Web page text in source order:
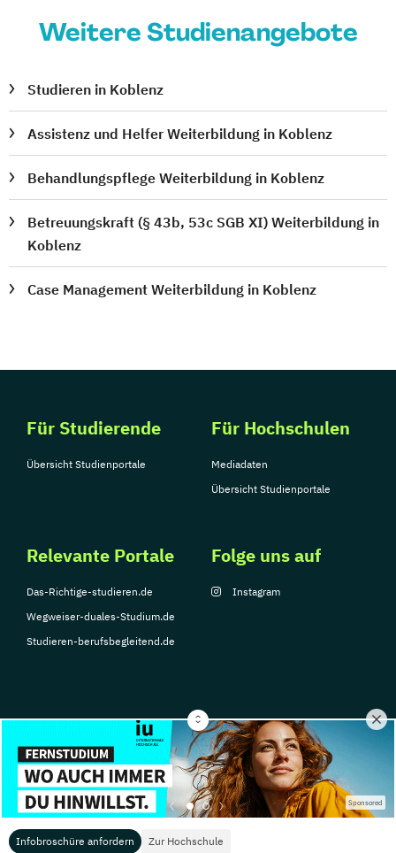
Infobroschüre anfordern Zur Hochschule
Sponsored
Weitere Studienangebote
Studieren in Koblenz
Assistenz und Helfer Weiterbildung in Koblenz
Behandlungspflege Weiterbildung in Koblenz
Betreuungskraft (§ 43b, 53c SGB XI) Weiterbildung in
Koblenz
Case Management Weiterbildung in Koblenz
Für Studierende
Übersicht Studienportale
Für Hochschulen
Mediadaten
Übersicht Studienportale
Relevante Portale
Das-Richtige-studieren.de
Wegweiser-duales-Studium.de
Studieren-berufsbegleitend.de
Folge uns auf
Instagram
© Copyright 2026, TarGroup Media GmbH
Impressum
Datenschutzerklärung Nutzungsbedingungen